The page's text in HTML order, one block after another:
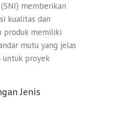
memberikan
kualitas dan
produk memiliki
mutu yang jelas
untuk proyek
Jenis